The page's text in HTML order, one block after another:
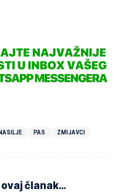
PAS ZMIJAVCI
članak…